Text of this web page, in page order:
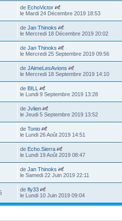
de EchoVictor
le Mardi 24 Décembre 2019 18:53
deJan Thinoks
le Mercredi 18 Décembre 2019 20:02
deJan Thinoks
le Mercredi 25 Septembre 2019 09:56
deJAimeLesAvions
le Mercredi 18 Septembre 2019 14:10
de BILL
le Lundi 9 Septembre 2019 13:28
deJvlien
le Jeudi 5 Septembre 2019 13:52
deTonio
le Lundi 26 Août 2019 14:51
de Echo.Sierra
le Lundi 19 Août 2019 08:47
deJan Thinoks
le Samedi 22 Juin 2019 22:11
defly33
le Lundi 10 Juin 2019 09:04